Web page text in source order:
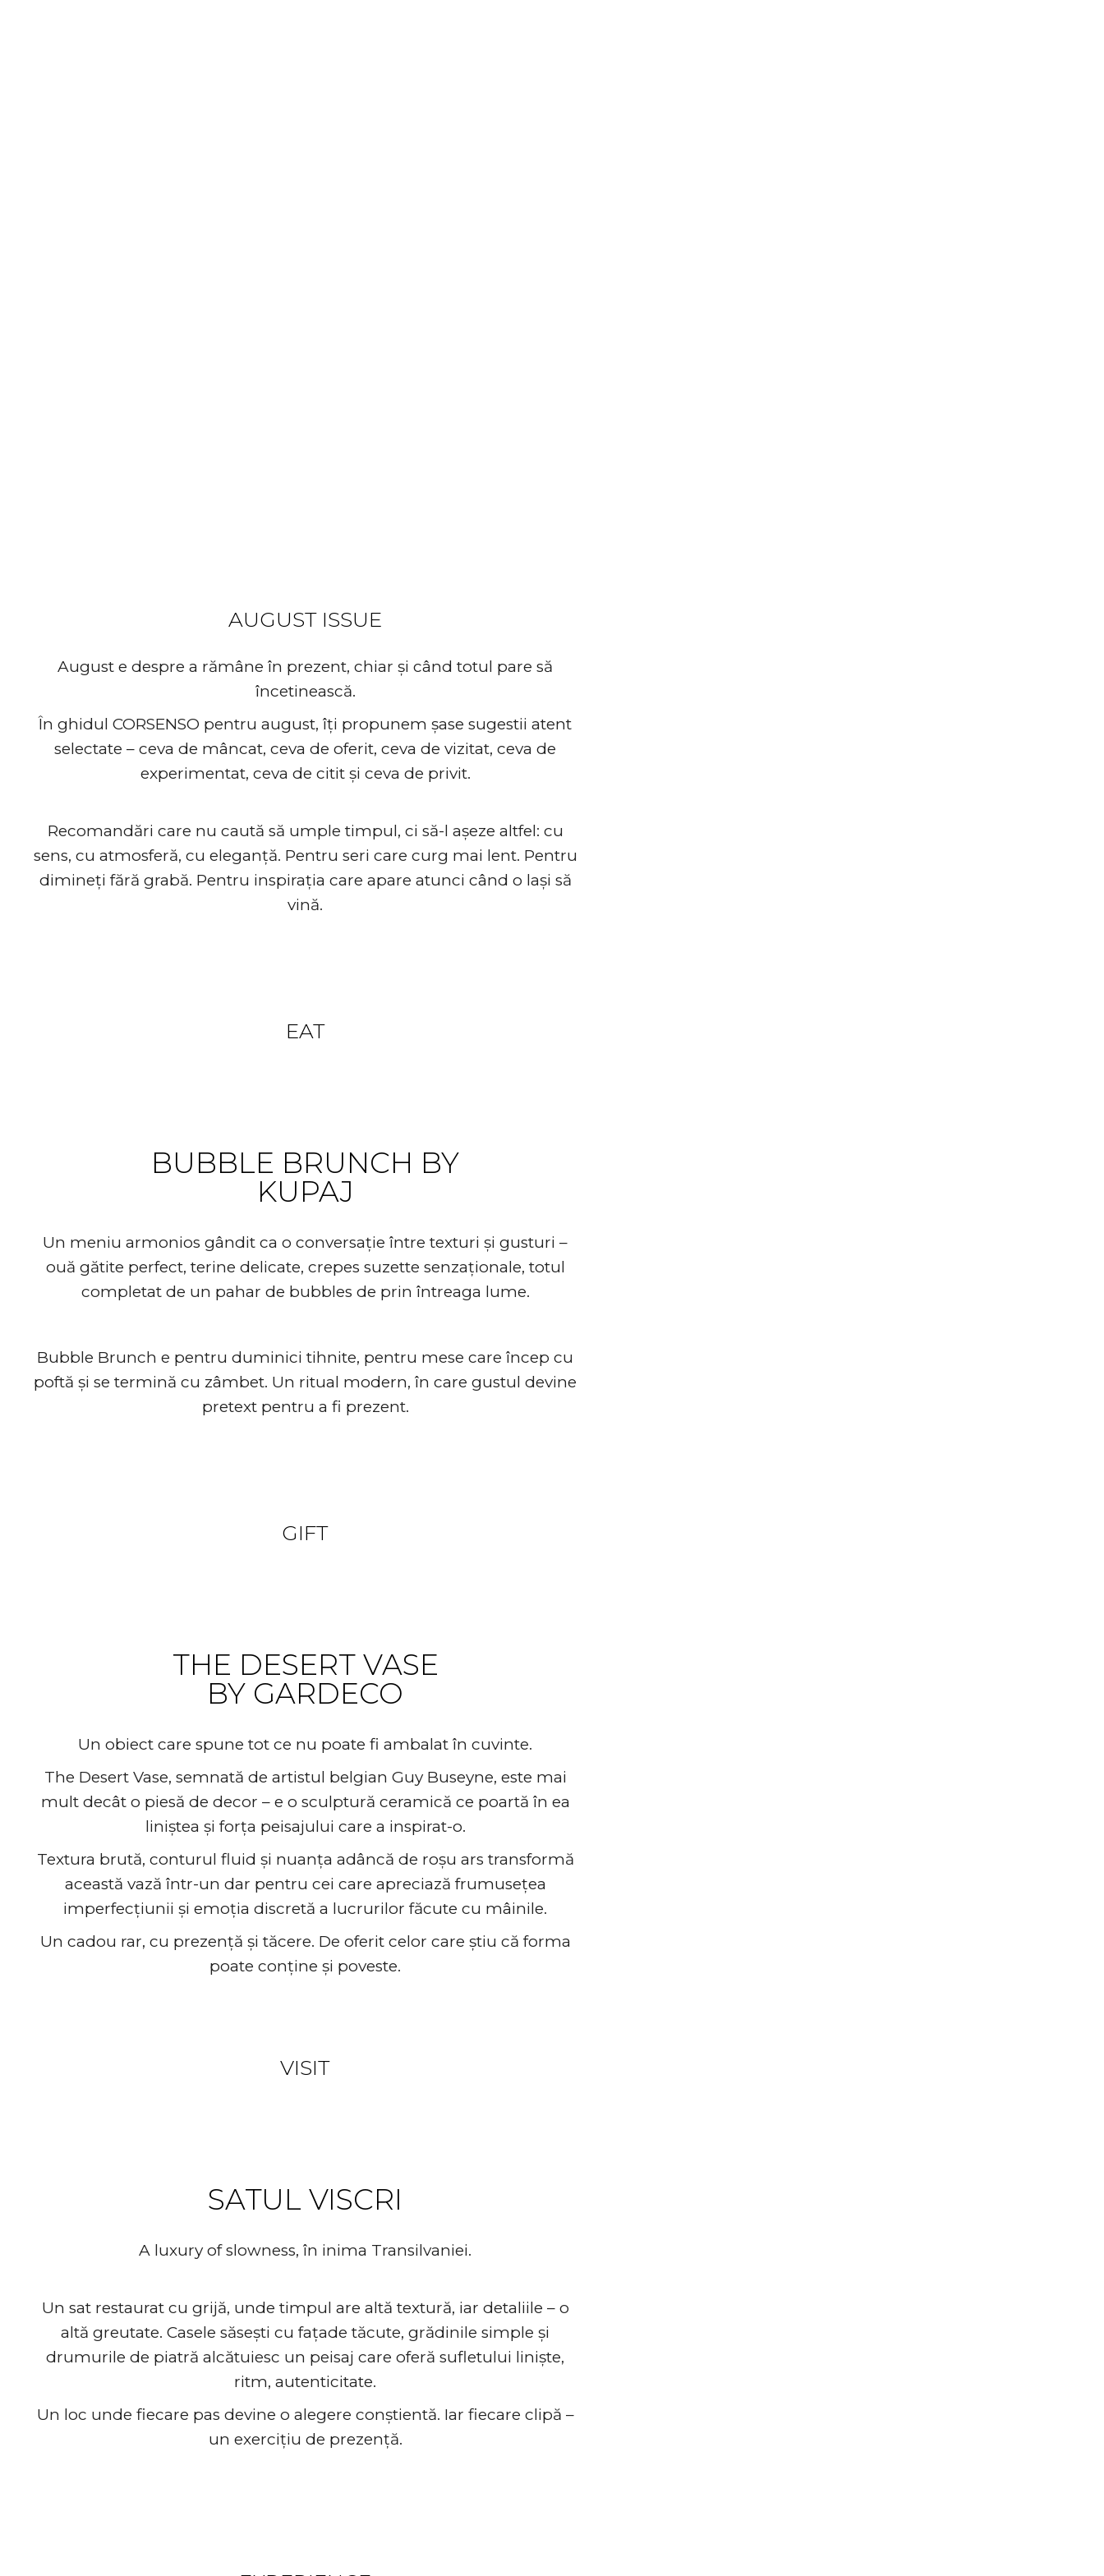
AUGUST ISSUE
August e despre a rămâne în prezent, chiar și când totul pare să
încetinească.
În ghidul CORSENSO pentru august, îți propunem șase sugestii atent
selectate – ceva de mâncat, ceva de oferit, ceva de vizitat, ceva de
experimentat, ceva de citit și ceva de privit.
Recomandări care nu caută să umple timpul, ci să-l așeze altfel: cu
sens, cu atmosferă, cu eleganță. Pentru seri care curg mai lent. Pentru
dimineți fără grabă. Pentru inspirația care apare atunci când o lași să
vină.
EAT
BUBBLE BRUNCH BY
KUPAJ
Un meniu armonios gândit ca o conversație între texturi și gusturi –
ouă gătite perfect, terine delicate, crepes suzette senzaționale, totul
completat de un pahar de bubbles de prin întreaga lume.
Bubble Brunch e pentru duminici tihnite, pentru mese care încep cu
poftă și se termină cu zâmbet. Un ritual modern, în care gustul devine
pretext pentru a fi prezent.
GIFT
THE DESERT VASE
BY GARDECO
Un obiect care spune tot ce nu poate fi ambalat în cuvinte.
The Desert Vase, semnată de artistul belgian Guy Buseyne, este mai
mult decât o piesă de decor – e o sculptură ceramică ce poartă în ea
liniștea și forța peisajului care a inspirat-o.
Textura brută, conturul fluid și nuanța adâncă de roșu ars transformă
această vază într-un dar pentru cei care apreciază frumusețea
imperfecțiunii și emoția discretă a lucrurilor făcute cu mâinile.
Un cadou rar, cu prezență și tăcere. De oferit celor care știu că forma
poate conține și poveste.
VISIT
SATUL VISCRI
A luxury of slowness, în inima Transilvaniei.
Un sat restaurat cu grijă, unde timpul are altă textură, iar detaliile – o
altă greutate. Casele săsești cu fațade tăcute, grădinile simple și
drumurile de piatră alcătuiesc un peisaj care oferă sufletului liniște,
ritm, autenticitate.
Un loc unde fiecare pas devine o alegere conștientă. Iar fiecare clipă –
un exercițiu de prezență.